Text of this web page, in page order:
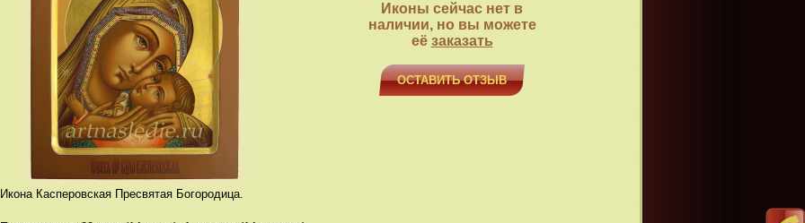
Иконы сейчас нет в
наличии, но вы можете
её заказать
ОСТАВИТЬ ОТЗЫВ
Икона Касперовская Пресвятая Богородица.